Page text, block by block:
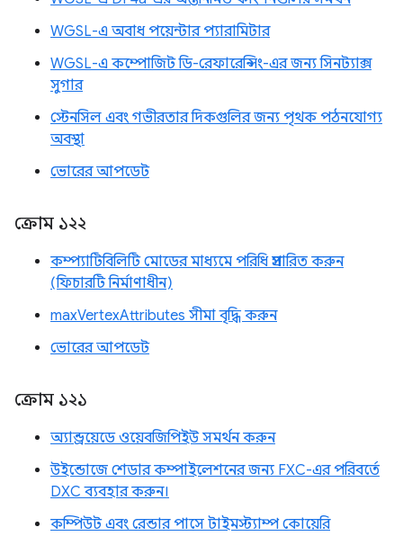
WGSL-এ অবাধ পয়েন্টার প্যারামিটার
WGSL-এ কম্পোজিট ডি-রেফারেন্সিং-এর জন্য সিনট্যাক্স
সুগার
স্টেনসিল এবং গভীরতার দিকগুলির জন্য পৃথক পঠনযোগ্য
অবস্থা
ভোরের আপডেট
ক্রোম ১২২
কম্প্যাটিবিলিটি মোডের মাধ্যমে পরিধি প্রসারিত করুন
(ফিচারটি নির্মাণাধীন)
maxVertexAttributes সীমা বৃদ্ধি করুন
ভোরের আপডেট
ক্রোম ১২১
অ্যান্ড্রয়েডে ওয়েবজিপিইউ সমর্থন করুন
উইন্ডোজে শেডার কম্পাইলেশনের জন্য FXC-এর পরিবর্তে
DXC ব্যবহার করুন।
কম্পিউট এবং রেন্ডার পাসে টাইমস্ট্যাম্প কোয়েরি